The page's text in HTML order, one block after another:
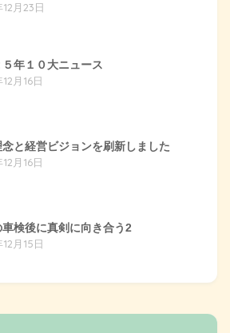
月23日
５年１０大ニュース
月16日
と経営ビジョンを刷新しました
月16日
検後に真剣に向き合う2
月15日